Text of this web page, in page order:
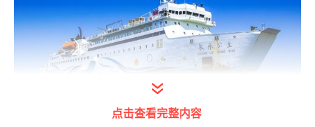
打开今日头条查看图片详情
点击查看完整内容